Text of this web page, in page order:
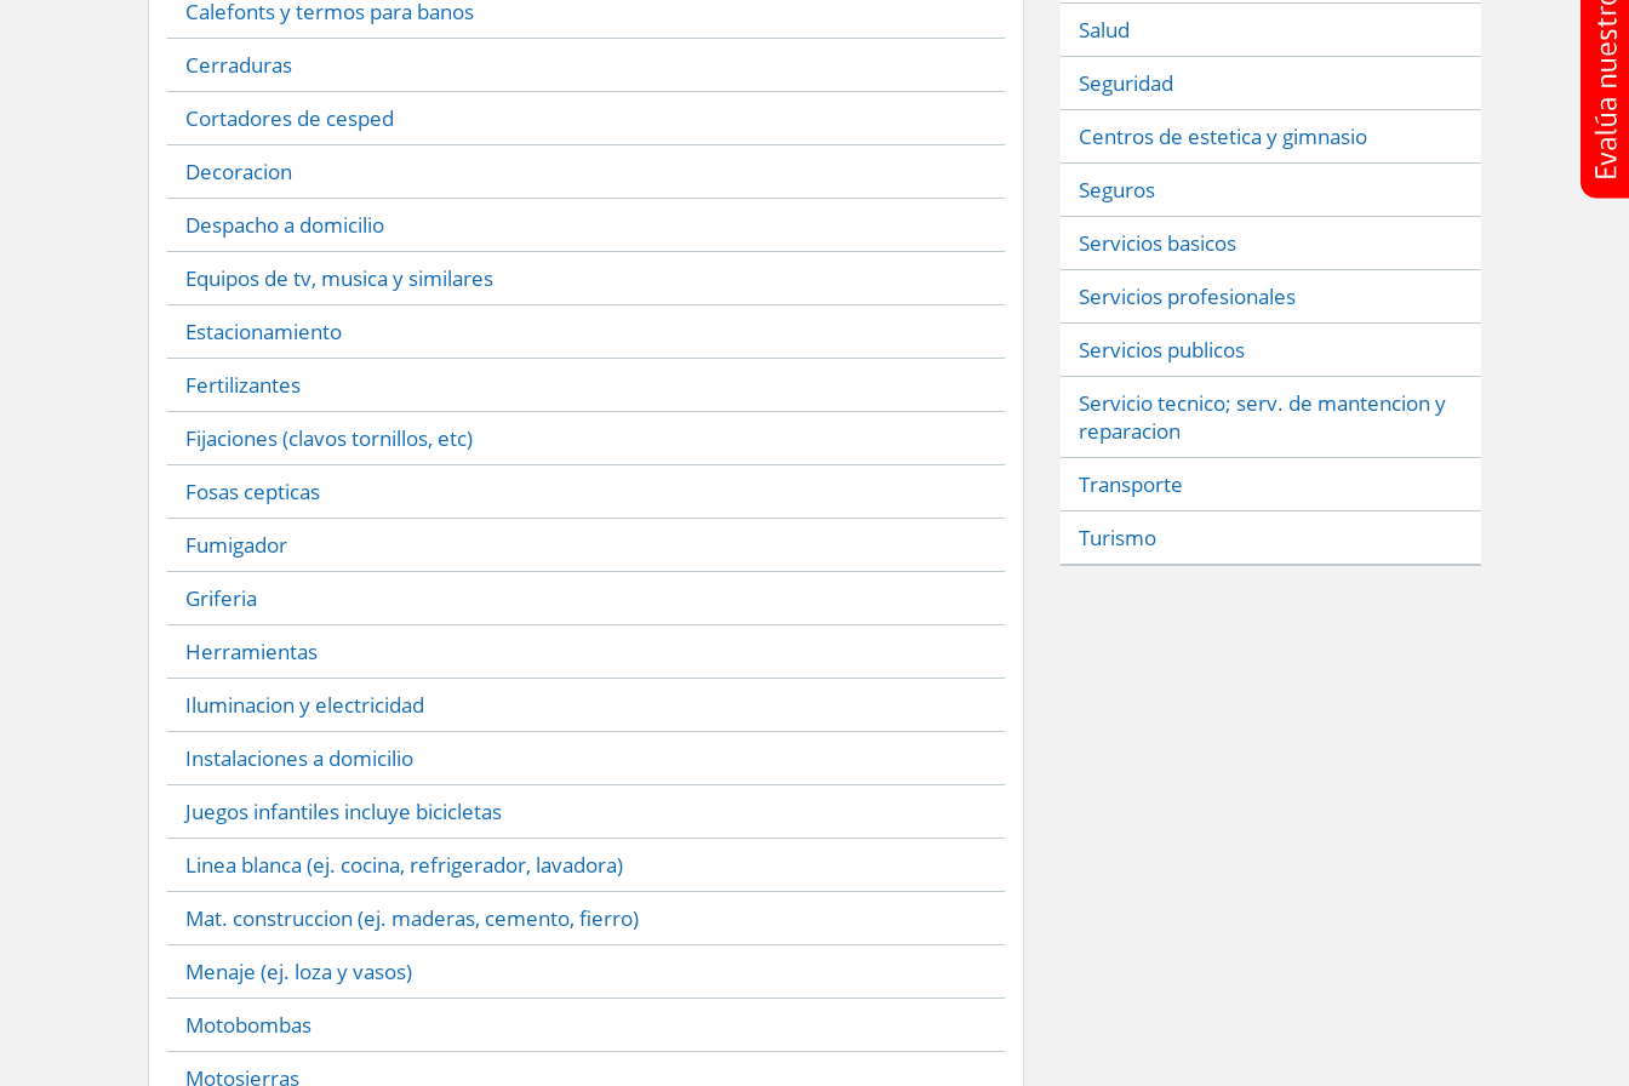
Calefonts y termos para banos
Cerraduras
Cortadores de cesped
Decoracion
Despacho a domicilio
Equipos de tv, musica y similares
Estacionamiento
Fertilizantes
Fijaciones (clavos tornillos, etc)
Fosas cepticas
Fumigador
Griferia
Herramientas
Iluminacion y electricidad
Instalaciones a domicilio
Juegos infantiles incluye bicicletas
Linea blanca (ej. cocina, refrigerador, lavadora)
Mat. construccion (ej. maderas, cemento, fierro)
Menaje (ej. loza y vasos)
Motobombas
Motosierras
Salud
Seguridad
Centros de estetica y gimnasio
Seguros
Servicios basicos
Servicios profesionales
Servicios publicos
Servicio tecnico; serv. de mantencion y
reparacion
Transporte
Turismo